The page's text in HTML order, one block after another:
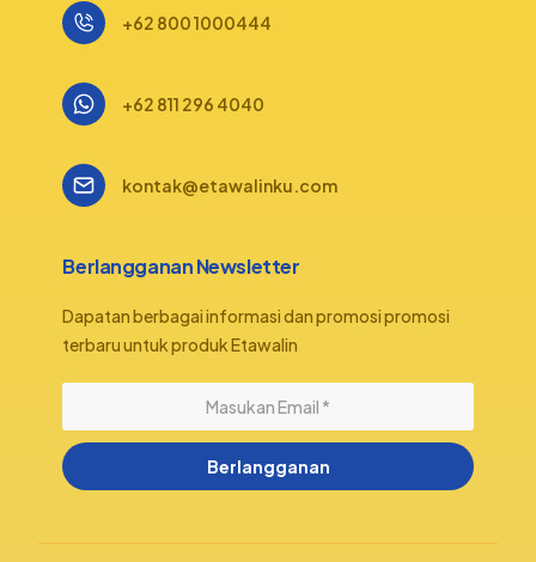
+62 800 1000444
+62 811 296 4040
kontak@etawalinku.com
Berlangganan Newsletter
Dapatan berbagai informasi dan promosi promosi
terbaru untuk produk Etawalin
Berlangganan